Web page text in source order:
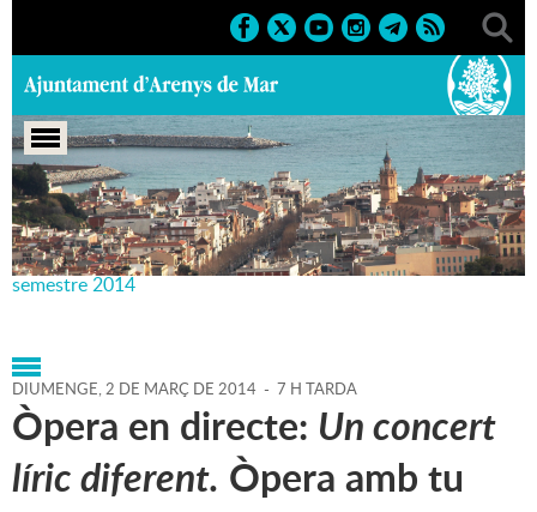
Portada > Agenda > 02-03-
2014 > Marcs > Culturals > 2014 > Teatre Principal 1r
semestre 2014
DIUMENGE,2 DE MARÇ DE 2014 - 7 H TARDA
Òpera en directe: Un concert
líric diferent. Òpera amb tu